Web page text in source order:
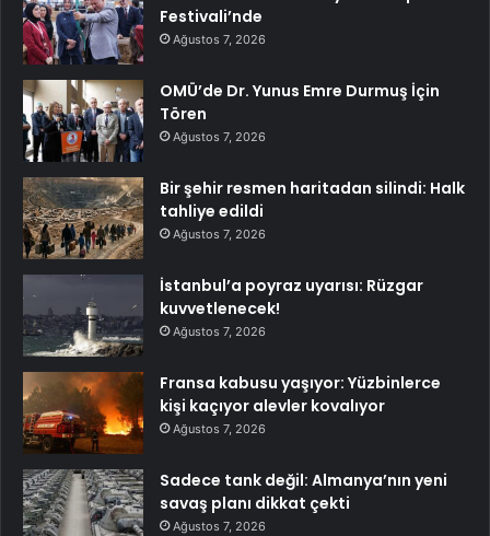
Festivali’nde
Ağustos 7, 2026
OMÜ’de Dr. Yunus Emre Durmuş İçin
Tören
Ağustos 7, 2026
Bir şehir resmen haritadan silindi: Halk
tahliye edildi
Ağustos 7, 2026
İstanbul’a poyraz uyarısı: Rüzgar
kuvvetlenecek!
Ağustos 7, 2026
Fransa kabusu yaşıyor: Yüzbinlerce
kişi kaçıyor alevler kovalıyor
Ağustos 7, 2026
Sadece tank değil: Almanya’nın yeni
savaş planı dikkat çekti
Ağustos 7, 2026